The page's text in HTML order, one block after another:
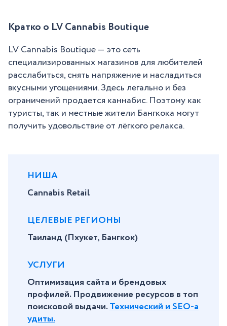
Кратко о LV Cannabis Boutique
LV Cannabis Boutique — это сеть
специализированных магазинов для любителей
расслабиться, снять напряжение и насладиться
вкусными угощениями. Здесь легально и без
ограничений продается каннабис. Поэтому как
туристы, так и местные жители Бангкока могут
получить удовольствие от лёгкого релакса.
НИША
Cannabis Retail
ЦЕЛЕВЫЕ РЕГИОНЫ
Таиланд (Пхукет, Бангкок)
УСЛУГИ
Оптимизация сайта и брендовых
профилей. Продвижение ресурсов в топ
поисковой выдачи.Технический и SEO-а
удиты.